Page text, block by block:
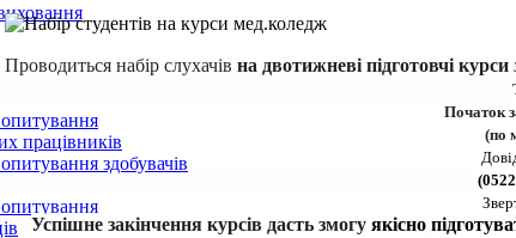
опитування
працівників
здобувачів
опитування
Проводиться набір слухачів на двотижневі підготовчі курси
Початок
(по
Успішне закінчення курсів дасть змогу якісно